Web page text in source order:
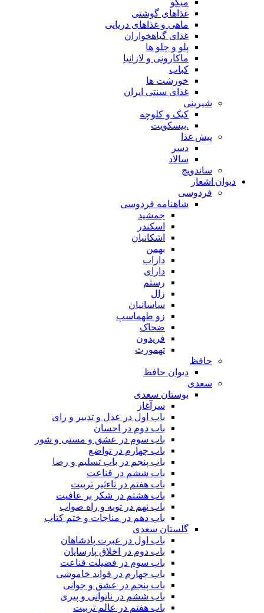
میگو
غذاهای گوشتی
ماهی و غذاهای دریایی
غذای گیاهخواران
پلو و چلو ها
ماکارونی و لازانیا
کباب
خورشت ها
غذای سنتی ایران
شیرینی
کیک و کلوچه
.بیسکویت
پیش غذا
دسر
سالاد
ساندویچ
دیوان اشعار
فردوسی
شاهنامه فردوسی
جمشید
اسکندر
اشکانیان
بهمن
داراب
دارای
رستم
زال
ساسانیان
زو طهماسپ‏
ضحاک
فریدون
تهمورث
حافظ
دیوان حافظ
سعدی
بوستان سعدی
سرآغاز
باب اول در عدل و تدبیر و رای
باب دوم در احسان
باب سوم در عشق و مستی و شور
باب چهارم در تواضع
باب پنجم در باب تسلیم و رضا
باب ششم در قناعت
باب هفتم در تاءثیر تربیت
باب هشتم در شکر بر عافیت
باب نهم در توبه و راه صواب
باب دهم در مناجات و ختم کتاب
گلستان سعدی
باب اول در عبرت پادشاهان
باب دوم در اخلاق پارسایان
باب سوم در فضیلت قناعت
باب چهارم در فواید خاموشى
باب پنجم در عشق و جوانى
باب ششم در ناتوانى و پیرى
باب هفتم در عالم تربیت